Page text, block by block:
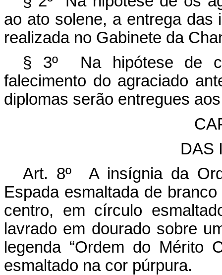
ao ato solene, a entrega
realizada no Gabinete da
§ 3º Na hipótese de
falecimento do agraciado
diplomas serão entregues
DAS
Art. 8º A insígnia da
Espada esmaltada de
centro, em círculo
lavrado em dourado sobre
legenda “Ordem do Mérito
esmaltado na cor púrpura.